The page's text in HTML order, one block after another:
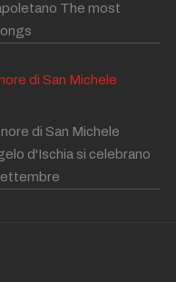
The most
di San Michele
di San Michele
d'Ischia si celebrano